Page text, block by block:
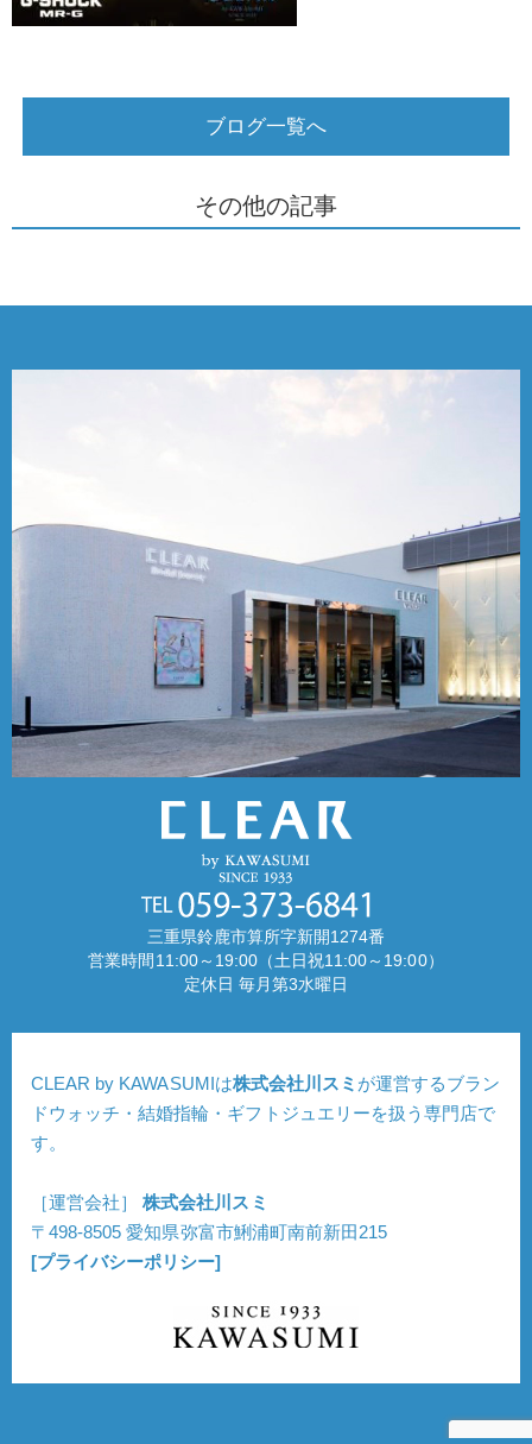
ブログ一覧へ
その他の記事
三重県鈴鹿市算所字新開1274番
営業時間11:00～19:00（土日祝11:00～19:00）
定休日 毎月第3水曜日
CLEAR by KAWASUMIは株式会社川スミ が運営するブラン
ドウォッチ・結婚指輪・ギフトジュエリーを扱う専門店で
す。
［運営会社］株式会社川スミ
〒498-8505 愛知県弥富市鯏浦町南前新田215
[プライバシーポリシー]